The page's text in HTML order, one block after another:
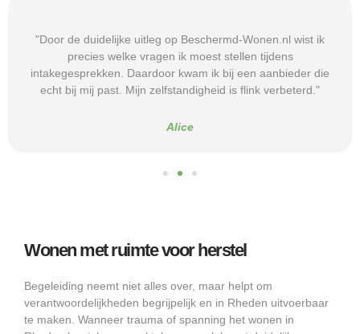
"Door de duidelijke uitleg op Beschermd-Wonen.nl wist ik
precies welke vragen ik moest stellen tijdens
intakegesprekken. Daardoor kwam ik bij een aanbieder die
echt bij mij past. Mijn zelfstandigheid is flink verbeterd."
Alice
Wonen met ruimte voor herstel
Begeleiding neemt niet alles over, maar helpt om
verantwoordelijkheden begrijpelijk en in Rheden uitvoerbaar
te maken. Wanneer trauma of spanning het wonen in